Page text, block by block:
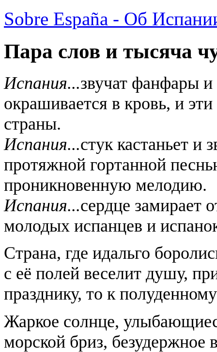
Sobre España - Об
Пара слов и тысяча
Испания...звучат фанфары
окрашивается в кровь, и
страны.
Испания...стук кастаньет и
протяжной гортанной
проникновенную мелодию.
Испания...сердце замирает
молодых испанцев и
Страна, где идальго
с её полей веселит душу,
празднику, то к
Жаркое солнце,
морской бриз,